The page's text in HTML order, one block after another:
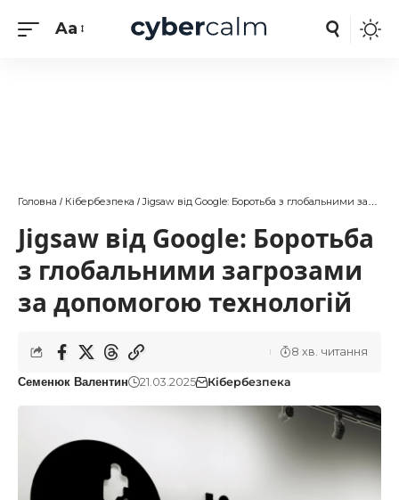
Aa
Головна / Кібербезпека /Jigsaw від Google: Боротьба з глобальними загрозами за допомогою технологій
Jigsaw від Google: Боротьба
з глобальними загрозами
за допомогою технологій
Семенюк Валентин 21.03.2025 Кібербезпека
8 хв. читання